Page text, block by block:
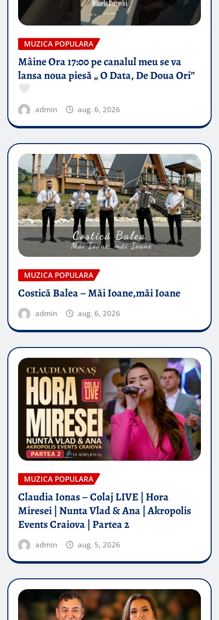
MUZICA POPULARA
Mâine Ora 17:00 pe canalul meu se va
lansa noua piesă „ O Data, De Doua Ori”
admin aug. 6, 2026
MUZICA POPULARA
Costică Balea – Măi Ioane,măi Ioane
admin aug. 6, 2026
MUZICA POPULARA
Claudia Ionas – Colaj LIVE | Hora
Miresei | Nunta Vlad & Ana | Akropolis
Events Craiova | Partea 2
admin aug. 5, 2026